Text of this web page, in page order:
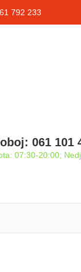
792 233
061 101
07:30-20:00;